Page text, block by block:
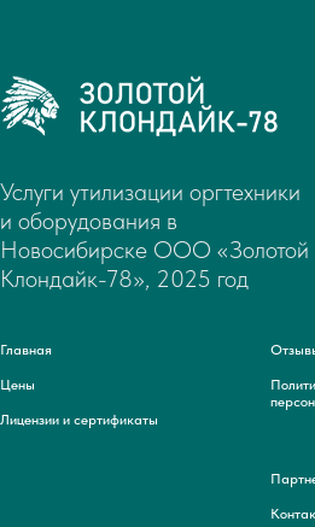
Услуги утилизации оргтехники
и оборудования в
Новосибирске ООО «Золотой
Клондайк-78», 2025 год
Главная
Цены
Лицензии и сертификаты